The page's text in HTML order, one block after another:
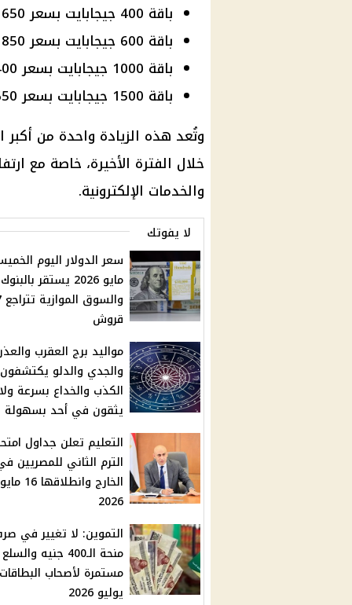
باقة 400 جيجابايت بسعر 650 جنيهًا شهريًا.
باقة 600 جيجابايت بسعر 850 جنيهًا شهريًا.
باقة 1000 جيجابايت بسعر 1400 جنيه شهريًا.
باقة 1500 جيجابايت بسعر 1650 جنيهًا شهريًا.
وتُعد هذه الزيادة واحدة من أكبر
خلال الفترة الأخيرة، خاصة مع
والخدمات الإلكترونية.
لا يفوتك
مايو 2026 يستقر بالبنوك
قروش
مواليد برج العقرب
والجدي والدلو يكتشفون
الكذب والخداع بسرعة ولا
يثقون في أحد بسهولة
التعليم تعلن جداول
الترم الثاني للمصريين
الخارج وانطلاقها 16 مايو
2026
التموين: لا تغيير في
منحة الـ400 جنيه والسلع
مستمرة لأصحاب
يوليو 2026